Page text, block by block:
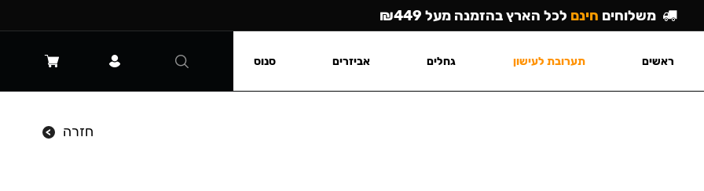
חזרה
משלוחים חינם לכל הארץ בהזמנה מעל ₪449
ראשים תערובת לעישון גחלים אביזרים סנוס